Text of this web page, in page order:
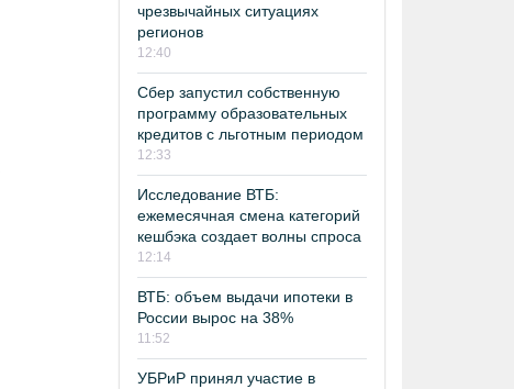
чрезвычайных ситуациях
регионов
12:40
Сбер запустил собственную
программу образовательных
кредитов с льготным периодом
12:33
Исследование ВТБ:
ежемесячная смена категорий
кешбэка создает волны спроса
12:14
ВТБ: объем выдачи ипотеки в
России вырос на 38%
11:52
УБРиР принял участие в